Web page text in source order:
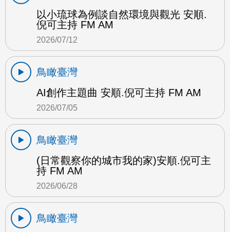
以小琉球為例談自然環境與觀光 安順.
倪可主持 FM AM
2026/07/12
鳥瞰臺灣
AI創作主題曲 安順.倪可主持 FM AM
2026/07/05
鳥瞰臺灣
(日常觀察你的城市我的家)安順.倪可主
持 FM AM
2026/06/28
鳥瞰臺灣